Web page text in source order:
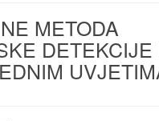
METODA
DETEKCIJE